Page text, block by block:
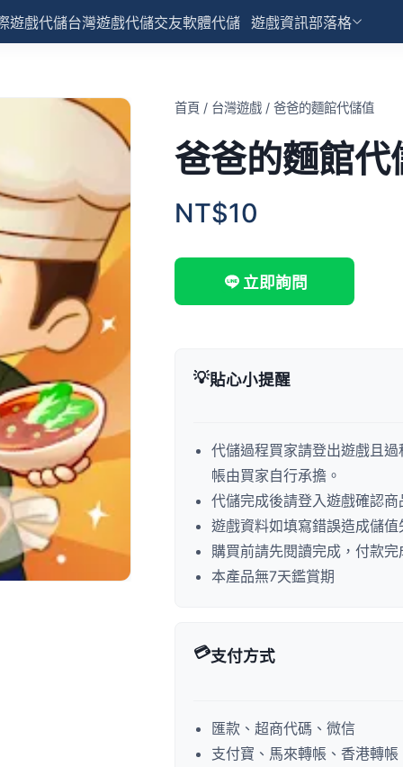
遊戲代儲台灣遊戲代儲交友軟體代儲 遊戲資訊部落格
首頁 / 台灣遊戲 /爸爸的麵館代儲值
爸爸的麵館代
NT$10
立即詢問
💡貼心小提醒
代儲過程買家請登出遊戲且
帳由買家自行承擔。
代儲完成後請登入遊戲確認
遊戲資料如填寫錯誤造成儲
購買前請先閱讀完成，付款
本產品無7天鑑賞期
💳支付方式
匯款、超商代碼、微信
支付寶、馬來轉帳、香港轉